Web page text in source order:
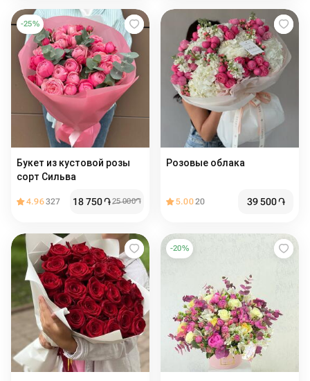
-25%
Букет из кустовой розы
сорт Сильва
4.96327 18 750֏25 000֏
Розовые облака
5.0020 39 500֏
-20%